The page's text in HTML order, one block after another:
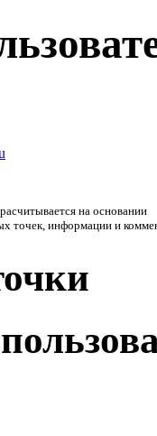
на основании
точек, информации и